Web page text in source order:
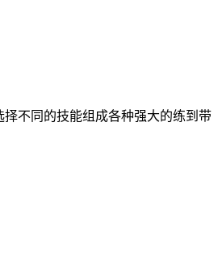
不同的技能组成各种强大的练到带